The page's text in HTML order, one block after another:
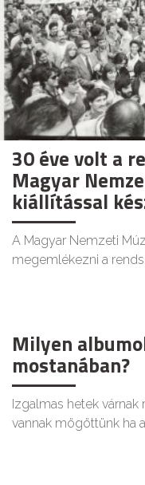
30 éve volt a
Magyar
kiállítással
A Magyar Nemzeti
megemlékezni a
Milyen
mostanában?
Izgalmas hetek
vannak mögöttünk ha